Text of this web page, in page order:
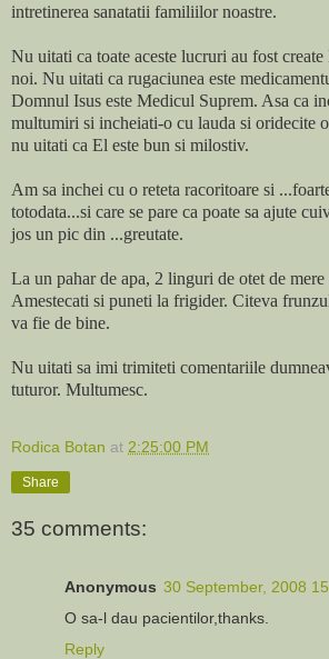
intretinerea sanatatii familiilor noastre.
Nu uitati ca toate aceste lucruri au fost
noi. Nu uitati ca rugaciunea este
Domnul Isus este Medicul Suprem. Asa ca
multumiri si incheiati-o cu lauda si oridecite
nu uitati ca El este bun si milostiv.
Am sa inchei cu o reteta racoritoare si
totodata...si care se pare ca poate sa ajute
jos un pic din ...greutate.
La un pahar de apa, 2 linguri de otet de
Amestecati si puneti la frigider. Citeva
va fie de bine.
Nu uitati sa imi trimiteti comentariile
tuturor. Multumesc.
Rodica Botan at 2:25:00 PM
Share
35 comments:
Anonymous 30 September, 2008
O sa-l dau pacientilor,thanks.
Reply